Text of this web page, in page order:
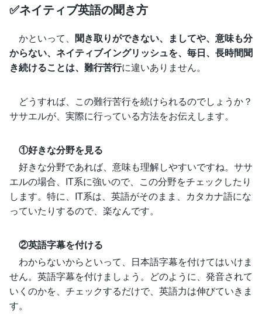
✅ネイティブ英語の聞き方
かといって、 聞き取りができない、ましてや、意味も分
からない、ネイティブイングリッシュを、毎日、長時間聞
き続けることは、難行苦行に違いありません。
どうすれば、この難行苦行を続けられるのでしょうか？
ササエルが、実際に行っている方法をお伝えします。
①好きな分野を見る
好きな分野であれば、意味も理解しやすいですね。ササ
エルの場合、IT系に強いので、この分野をチェックしたり
します。特に、IT系は、英語がそのまま、カタカナ語にな
っていたりするので、楽なんです。
②英語字幕を付ける
わからないからといって、日本語字幕を付けてはいけま
せん。英語字幕を付けましょう。どのように、発音されて
いくのかを、チェックするだけで、英語力は伸びていきま
す。